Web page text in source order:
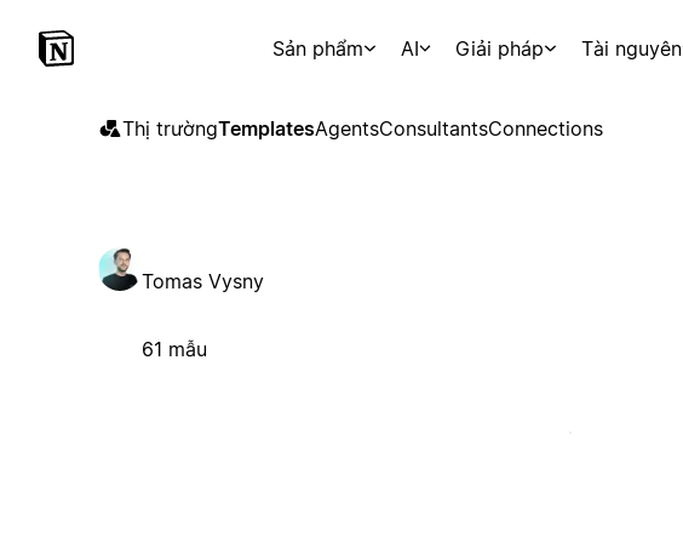
Sản phẩm AI Giải pháp Tài nguyên
Thị trườngTemplatesAgentsConsultantsConnections
Tomas Vysny
61 mẫu